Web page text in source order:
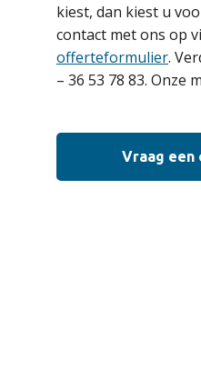
kiest, dan kiest u
contact met ons op
offerteformulier.
– 36 53 78 83. Onze
Vraag een